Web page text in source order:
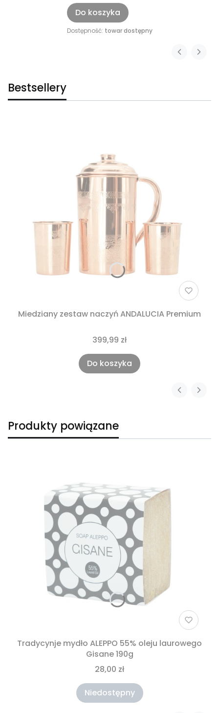
Do koszyka
Dostępność: towar dostępny
Bestsellery
Miedziany zestaw naczyń ANDALUCIA Premium
399,99 zł
Do koszyka
Produkty powiązane
Tradycynje mydło ALEPPO 55% oleju laurowego
Gisane 190g
28,00 zł
Niedostępny